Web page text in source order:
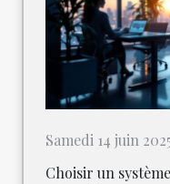
Samedi 14 juin
Choisir un